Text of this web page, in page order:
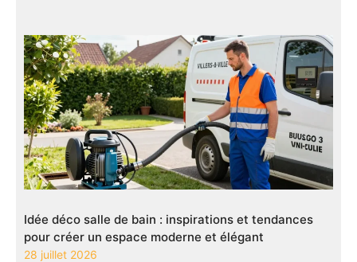
Idée déco salle de bain : inspirations et tendances
pour créer un espace moderne et élégant
28 juillet 2026